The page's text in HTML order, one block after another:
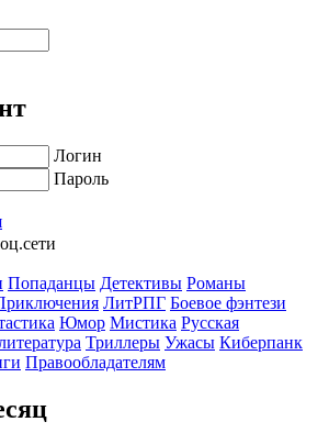
Логин
Пароль
Попаданцы Детективы Романы
ЛитРПГ Боевое фэнтези
Юмор Мистика Русская
Триллеры Ужасы Киберпанк
Правообладателям